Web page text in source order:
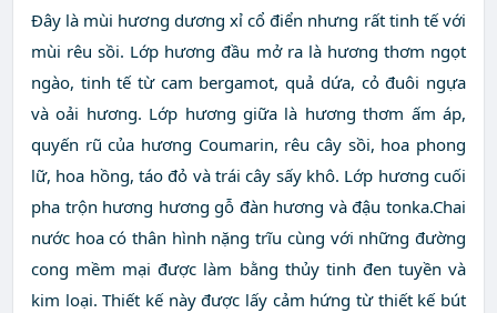
Đây là mùi hương dương xỉ cổ điển nhưng rất tinh tế với
mùi rêu sồi. Lớp hương đầu mở ra là hương thơm ngọt
ngào, tinh tế từ cam bergamot, quả dứa, cỏ đuôi ngựa
và oải hương. Lớp hương giữa là hương thơm ấm áp,
quyến rũ của hương Coumarin, rêu cây sồi, hoa phong
lữ, hoa hồng, táo đỏ và trái cây sấy khô. Lớp hương cuối
pha trộn hương hương gỗ đàn hương và đậu tonka.Chai
nước hoa có thân hình nặng trĩu cùng với những đường
cong mềm mại được làm bằng thủy tinh đen tuyền và
kim loại. Thiết kế này được lấy cảm hứng từ thiết kế bút